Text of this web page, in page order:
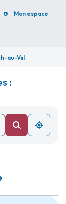
Mon espace
au-Val
: